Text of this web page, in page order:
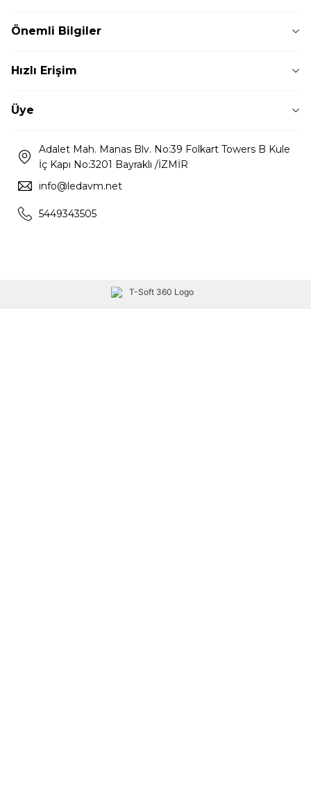
Önemli Bilgiler
Hızlı Erişim
Üye
Adalet Mah. Manas Blv. No:39 Folkart Towers B Kule
İç Kapı No:3201 Bayraklı /İZMİR
info@ledavm.net
5449343505